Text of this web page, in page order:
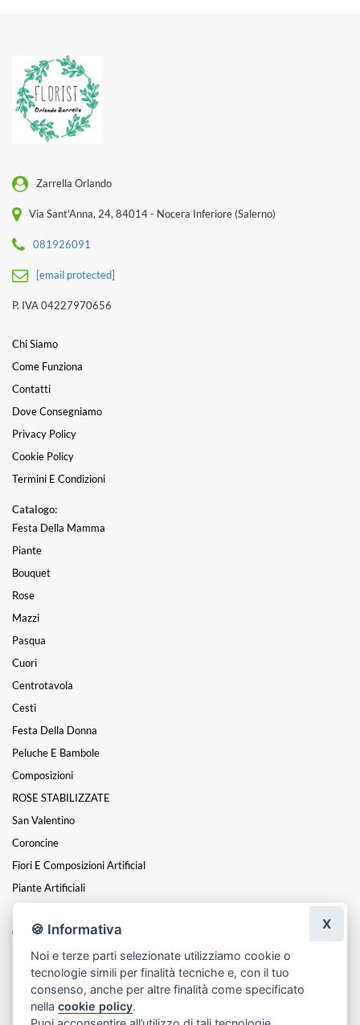
Zarrella Orlando
Via Sant'Anna, 24, 84014 - Nocera Inferiore (Salerno)
081926091
[email protected]
P. IVA 04227970656
Chi Siamo
Come Funziona
Contatti
Dove Consegniamo
Privacy Policy
Cookie Policy
Termini E Condizioni
Catalogo:
Festa Della Mamma
Piante
Bouquet
Rose
Mazzi
Pasqua
Cuori
Centrotavola
Cesti
Festa Della Donna
Peluche E Bambole
Composizioni
ROSE STABILIZZATE
San Valentino
Coroncine
Fiori E Composizioni Artificial
Piante Artificiali
Funebre
Oggettistica E Accessori
MATRIMONIO E CERIMONIE
Natale
🍪 Informativa
Noi e terze parti selezionate utilizziamo cookie o
tecnologie simili per finalità tecniche e, con il tuo
consenso, anche per altre finalità come specificato
nellacookie policy.
X